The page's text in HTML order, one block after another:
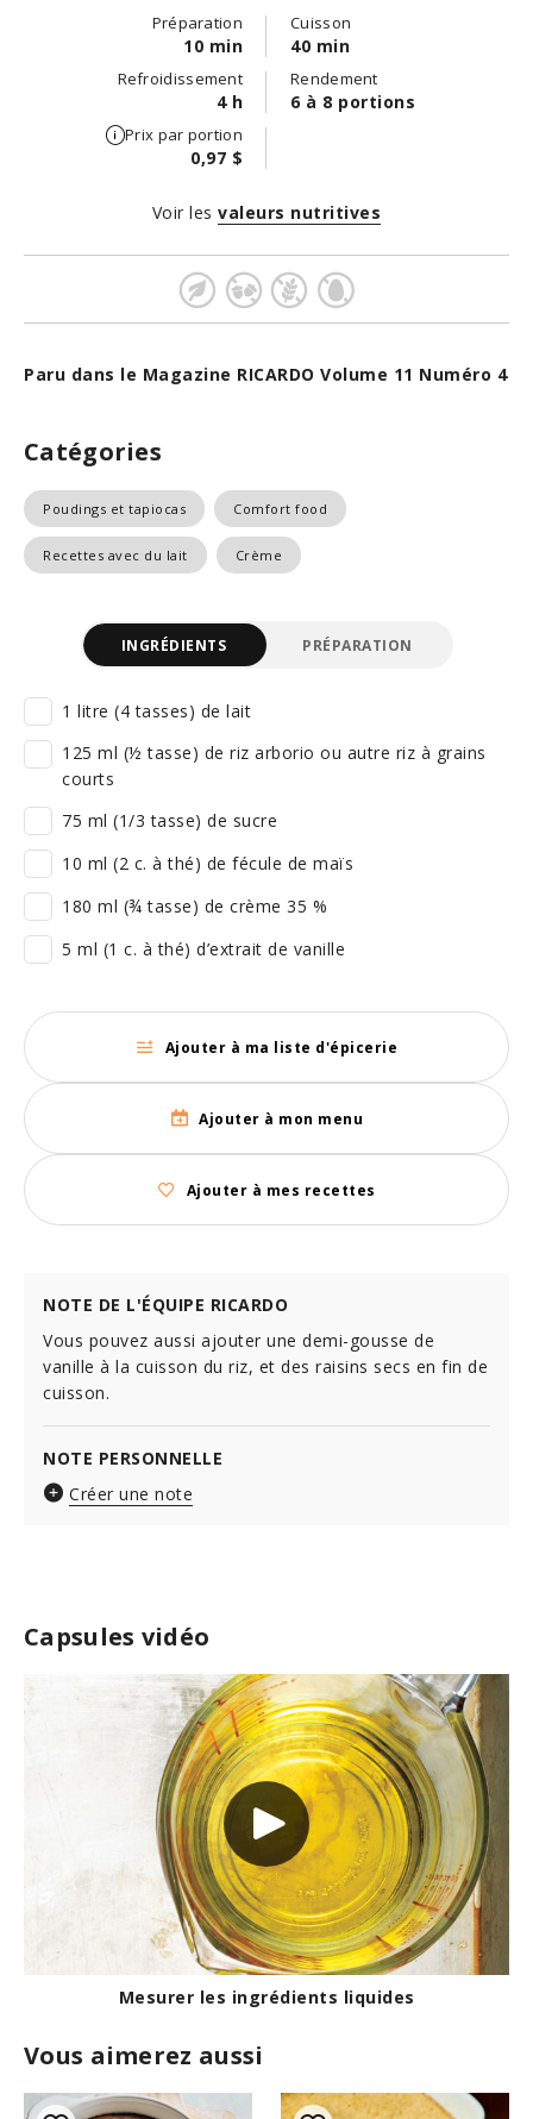
Préparation
10 min
Cuisson
40 min
Refroidissement
4 h
Rendement
6 à 8 portions
Prix par portion
0,97 $
Paru dans le Magazine RICARDO Volume 11 Numéro 4
Voir les valeurs nutritives
Catégories
Poudings et tapiocas Comfort food
Recettes avec du lait Crème
Capsules vidéo
Mesurer les ingrédients liquides
Vous aimerez aussi
INGRÉDIENTS PRÉPARATION
1 litre (4 tasses) de lait
125 ml (½ tasse) de riz arborio ou autre riz à grains
courts
75 ml (1/3 tasse) de sucre
10 ml (2 c. à thé) de fécule de maïs
180 ml (¾ tasse) de crème 35 %
5 ml (1 c. à thé) d’extrait de vanille
Ajouter à ma liste d'épicerie
Ajouter à mon menu
Ajouter à mes recettes
NOTE DE L'ÉQUIPE RICARDO
Vous pouvez aussi ajouter une demi-gousse de
vanille à la cuisson du riz, et des raisins secs en fin de
cuisson.
NOTE PERSONNELLE
Créer une note